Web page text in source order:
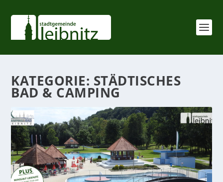
KATEGORIE: STÄDTISCHES
BAD & CAMPING